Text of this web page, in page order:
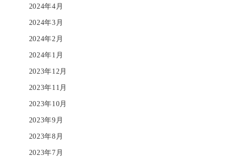
2024年4月
2024年3月
2024年2月
2024年1月
2023年12月
2023年11月
2023年10月
2023年9月
2023年8月
2023年7月